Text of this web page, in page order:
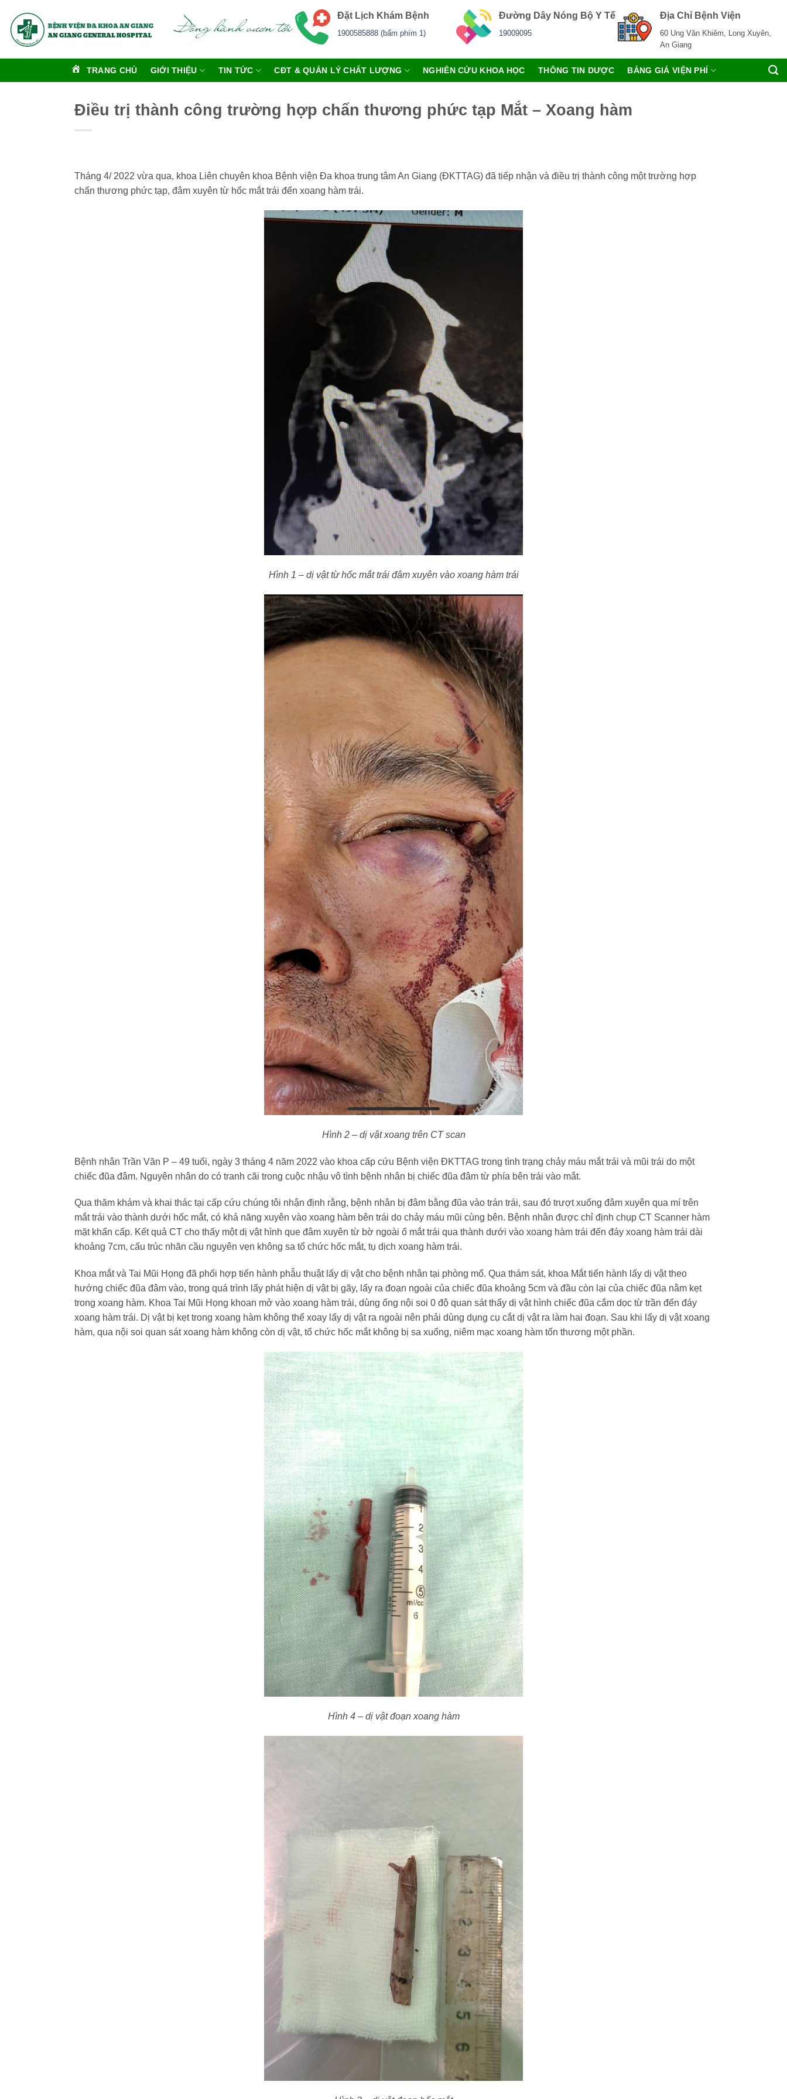
qua
nội
Đặt Lịch Khám Bệnh
1900585888 (bấm phím 1)
Đường Dây Nóng Bộ Y Tế
19009095
Địa Chỉ Bệnh Viện
60 Ung Văn Khiêm, Long Xuyên,
An Giang
TRANG CHỦ GIỚI THIỆU TIN TỨC CĐT & QUẢN LÝ CHẤT LƯỢNG NGHIÊN CỨU KHOA HỌC THÔNG TIN DƯỢC BẢNG GIÁ VIỆN PHÍ
Điều trị thành công trường hợp chấn thương phức tạp Mắt – Xoang hàm
Tháng 4/ 2022 vừa qua, khoa Liên chuyên khoa Bệnh viện Đa khoa trung tâm An Giang (ĐKTTAG) đã tiếp nhận và điều trị thành công một trường hợp
chấn thương phức tạp, đâm xuyên từ hốc mắt trái đến xoang hàm trái.
Hình 1 – dị vật từ hốc mắt trái đâm xuyên vào xoang hàm trái
Hình 2 – dị vật xoang trên CT scan
Bệnh nhân Trần Văn P – 49 tuổi, ngày 3 tháng 4 năm 2022 vào khoa cấp cứu Bệnh viện ĐKTTAG trong tình trạng chảy máu mắt trái và mũi trái do một
chiếc đũa đâm. Nguyên nhân do có tranh cãi trong cuộc nhậu vô tình bệnh nhân bị chiếc đũa đâm từ phía bên trái vào mắt.
Qua thăm khám và khai thác tại cấp cứu chúng tôi nhận định rằng, bệnh nhân bị đâm bằng đũa vào trán trái, sau đó trượt xuống đâm xuyên qua mí trên
mắt trái vào thành dưới hốc mắt, có khả năng xuyên vào xoang hàm bên trái do chảy máu mũi cùng bên. Bệnh nhân được chỉ định chụp CT Scanner hàm
mặt khẩn cấp. Kết quả CT cho thấy một dị vật hình que đâm xuyên từ bờ ngoài ổ mắt trái qua thành dưới vào xoang hàm trái đến đáy xoang hàm trái dài
khoảng 7cm, cấu trúc nhãn cầu nguyên vẹn không sa tổ chức hốc mắt, tụ dịch xoang hàm trái.
Khoa mắt và Tai Mũi Họng đã phối hợp tiến hành phẫu thuật lấy dị vật cho bệnh nhân tại phòng mổ. Qua thám sát, khoa Mắt tiến hành lấy dị vật theo
hướng chiếc đũa đâm vào, trong quá trình lấy phát hiện dị vật bị gãy, lấy ra đoạn ngoài của chiếc đũa khoảng 5cm và đầu còn lại của chiếc đũa nằm kẹt
trong xoang hàm. Khoa Tai Mũi Họng khoan mở vào xoang hàm trái, dùng ống nội soi 0 độ quan sát thấy dị vật hình chiếc đũa cắm dọc từ trần đến đáy
xoang hàm trái. Dị vật bị kẹt trong xoang hàm không thể xoay lấy dị vật ra ngoài nên phải dùng dụng cụ cắt dị vật ra làm hai đoạn. Sau khi lấy dị vật xoang
hàm, qua nội soi quan sát xoang hàm không còn dị vật, tổ chức hốc mắt không bị sa xuống, niêm mạc xoang hàm tổn thương một phần.
Hình 4 – dị vật đoạn xoang hàm